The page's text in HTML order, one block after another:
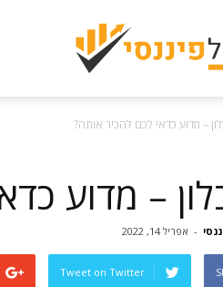
– מדוע כדאי לכם להכיר אותה?
– מדוע
- אפריל 14, 2022
Tweet on Twitter